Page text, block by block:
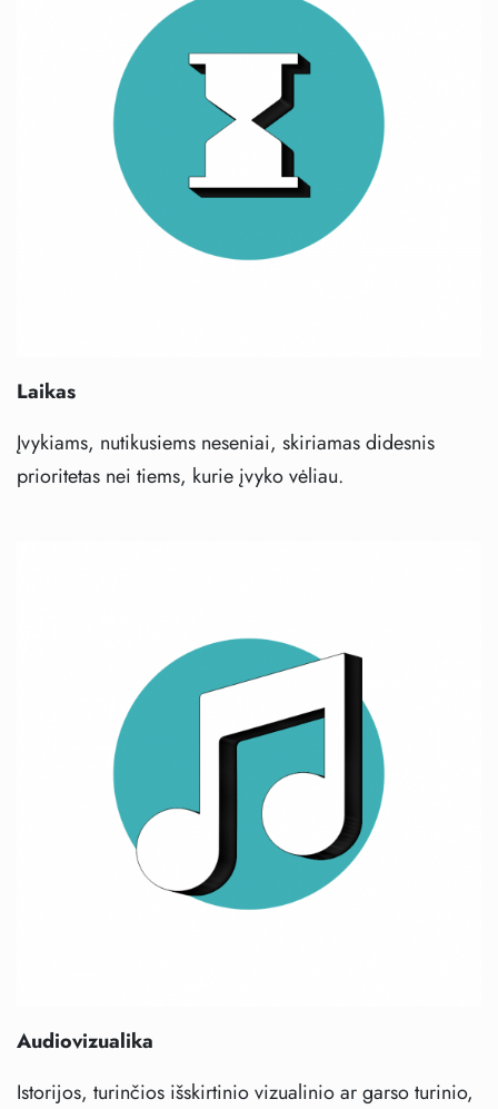
Laikas
Įvykiams, nutikusiems neseniai, skiriamas didesnis
prioritetas nei tiems, kurie įvyko vėliau.
Audiovizualika
Istorijos, turinčios išskirtinio vizualinio ar garso turinio,